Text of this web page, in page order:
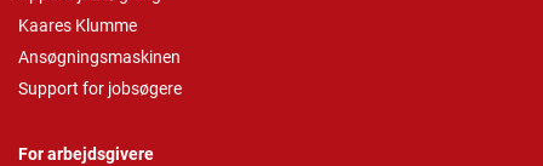
Kaares Klumme
Ansøgningsmaskinen
Support for jobsøgere
For arbejdsgivere